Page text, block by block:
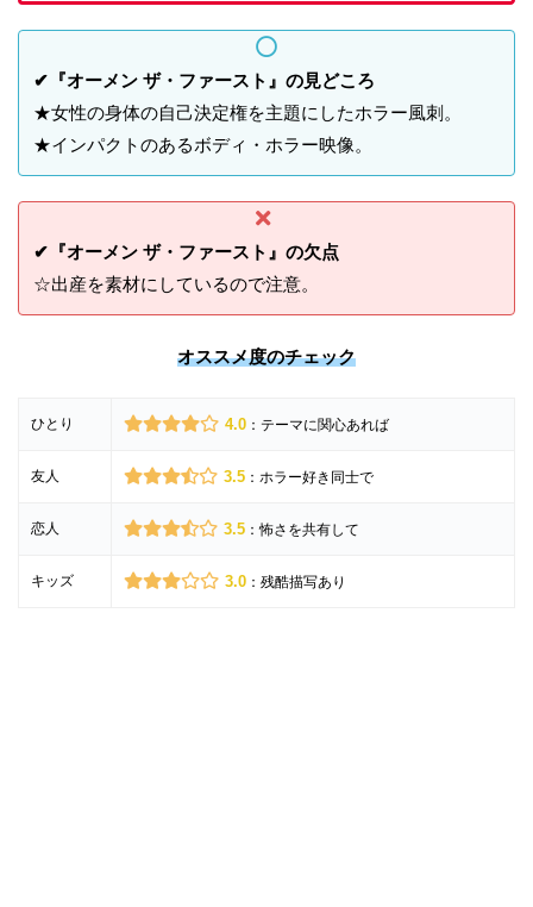
✔『オーメン ザ・ファースト』の見どころ
★女性の身体の自己決定権を主題にしたホラー風刺。
★インパクトのあるボディ・ホラー映像。
✔『オーメン ザ・ファースト』の欠点
☆出産を素材にしているので注意。
オススメ度のチェック
ひとり 4.0：テーマに関心あれば
友人 3.5：ホラー好き同士で
恋人 3.5：怖さを共有して
キッズ 3.0：残酷描写あり